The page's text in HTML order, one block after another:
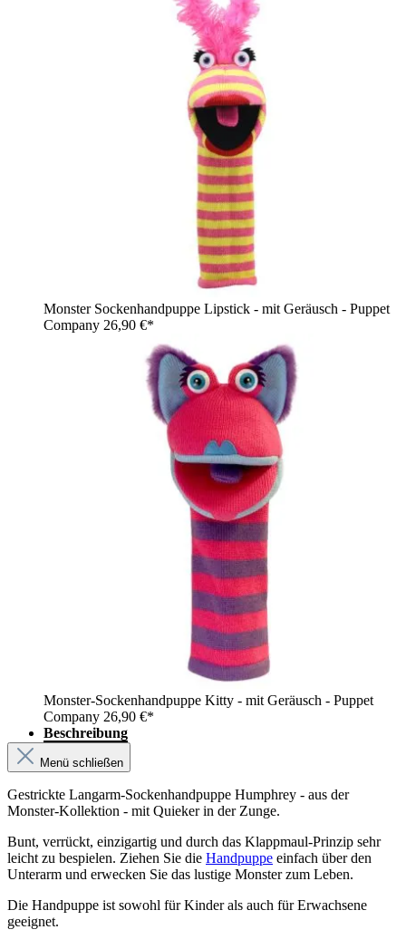
Monster Sockenhandpuppe Lipstick - mit Geräusch - Puppet
Company 26,90 €*
Monster-Sockenhandpuppe Kitty - mit Geräusch - Puppet
Company 26,90 €*
Beschreibung
Menü schließen
Gestrickte Langarm-Sockenhandpuppe Humphrey - aus der
Monster-Kollektion - mit Quieker in der Zunge.
Bunt, verrückt, einzigartig und durch das Klappmaul-Prinzip sehr
leicht zu bespielen. Ziehen Sie die Handpuppe einfach über den
Unterarm und erwecken Sie das lustige Monster zum Leben.
Die Handpuppe ist sowohl für Kinder als auch für Erwachsene
geeignet.